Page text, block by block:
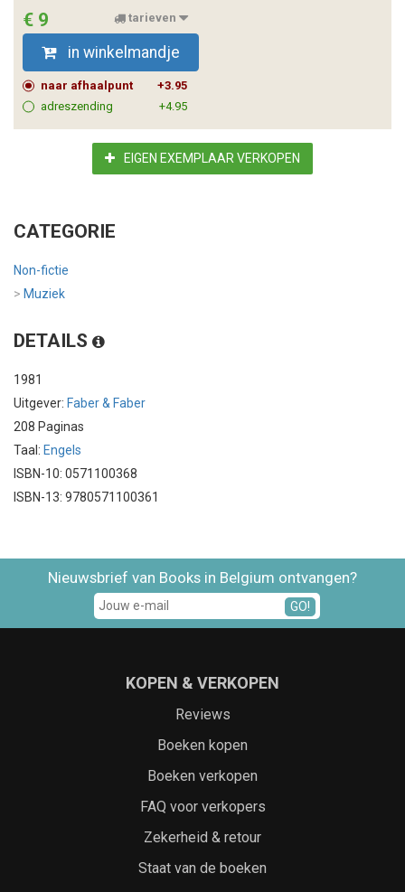
€ 9 tarieven
in winkelmandje
naar afhaalpunt
+3.95
adreszending
+4.95
EIGEN EXEMPLAAR VERKOPEN
CATEGORIE
Non-fictie
> Muziek
DETAILS
1981
Uitgever: Faber & Faber
208 Paginas
Taal: Engels
ISBN-10: 0571100368
ISBN-13: 9780571100361
Nieuwsbrief van Books in Belgium ontvangen?
GO!
KOPEN & VERKOPEN
Reviews
Boeken kopen
Boeken verkopen
FAQ voor verkopers
Zekerheid & retour
Staat van de boeken